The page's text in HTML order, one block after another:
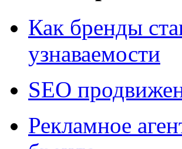
Как бренды
узнаваемости
SEO
Рекламное